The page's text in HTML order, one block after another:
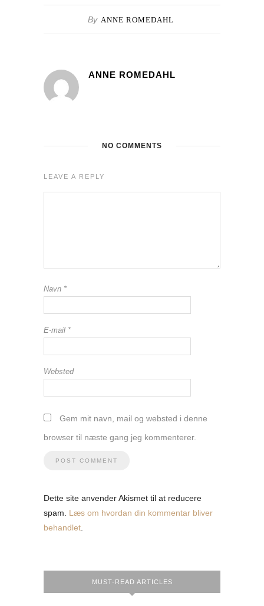
By ANNE ROMEDAHL
ANNE ROMEDAHL
NO COMMENTS
LEAVE A REPLY
Navn *
E-mail *
Websted
Gem mit navn, mail og websted i denne
browser til næste gang jeg kommenterer.
Dette site anvender Akismet til at reducere
spam. Læs om hvordan din kommentar bliver
behandlet
MUST-READ ARTICLES